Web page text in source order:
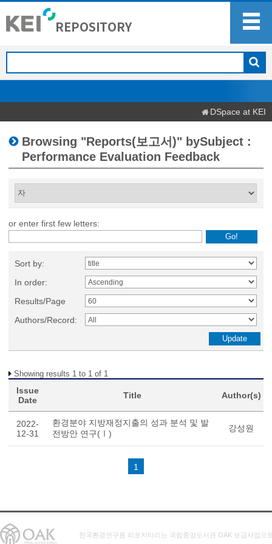
DSpace at KEI
Browsing "Reports(보고서)" bySubject :
Performance Evaluation Feedback
or enter first few letters:
Sort by:
In order:
Results/Page
Authors/Record:
Showing results 1 to 1 of 1
Issue
Date
Title Author(s)
2022-
12-31
환경분야 지방재정지출의 성과 분석 및 발
전방안 연구(Ⅰ)
강성원
1
한국환경연구원 리포지터리는 국립중앙도서관 OAK 보급사업